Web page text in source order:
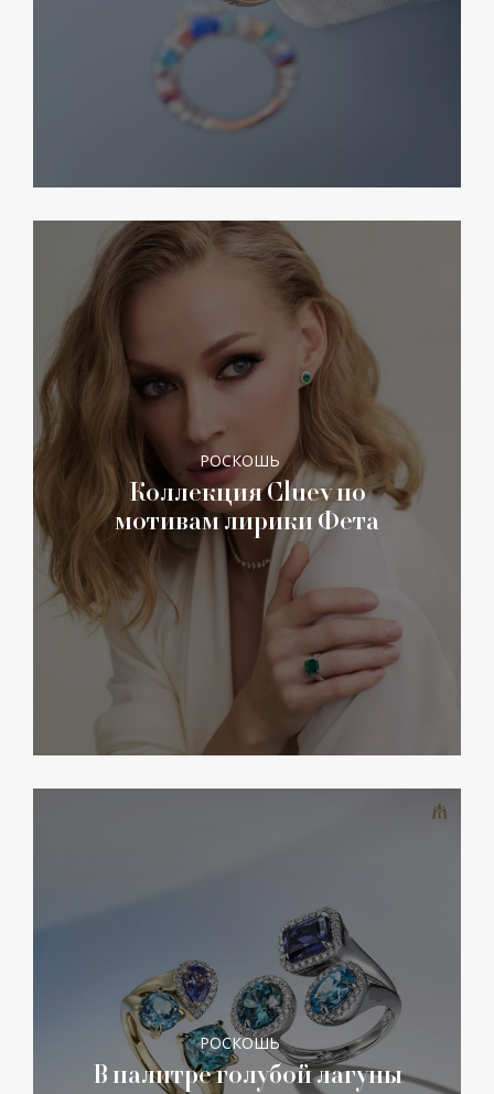
РОСКОШЬ
Коллекция Cluev по
мотивам лирики Фета
РОСКОШЬ
В палитре голубой лагуны